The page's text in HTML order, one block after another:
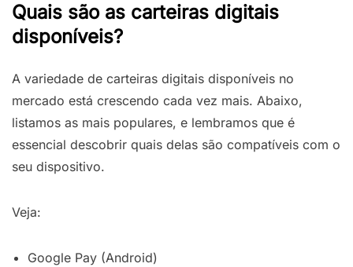
Quais são as carteiras digitais
disponíveis?
A variedade de carteiras digitais disponíveis no
mercado está crescendo cada vez mais. Abaixo,
listamos as mais populares, e lembramos que é
essencial descobrir quais delas são compatíveis com o
seu dispositivo.
Veja:
Google Pay (Android)